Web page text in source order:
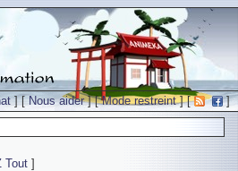
] [Nous aider] [Mode restreint] [ ]
Tout ]